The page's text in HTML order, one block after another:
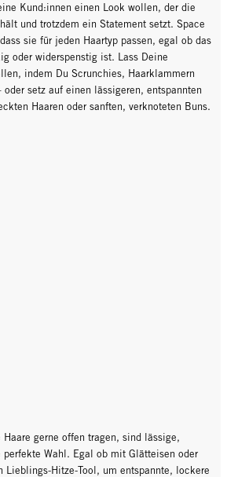
Kund:innen einen Look wollen, der die
und trotzdem ein Statement setzt. Space
sie für jeden Haartyp passen, egal ob das
oder widerspenstig ist. Lass Deine
indem Du Scrunchies, Haarklammern
setz auf einen lässigeren, entspannten
Haaren oder sanften, verknoteten Buns.
gerne offen tragen, sind lässige,
perfekte Wahl. Egal ob mit Glätteisen oder
Lieblings-Hitze-Tool, um entspannte, lockere